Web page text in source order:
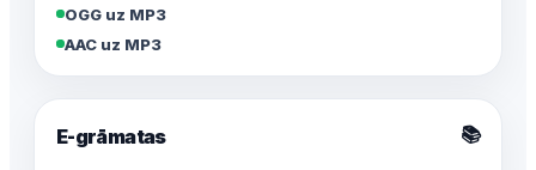
OGG uz MP3
AAC uz MP3
E-grāmatas 📚